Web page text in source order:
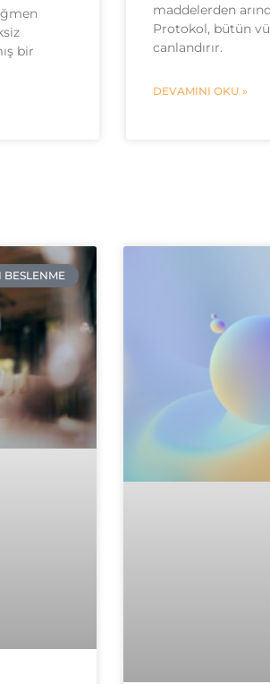
bir
maddelerden
Protokol, bütün
canlandırır.
DEVAMINI OKU »
BESLENME